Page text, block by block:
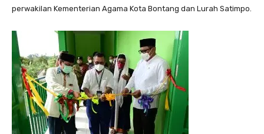
perwakilan Kementerian Agama Kota Bontang dan Lurah Satimpo.